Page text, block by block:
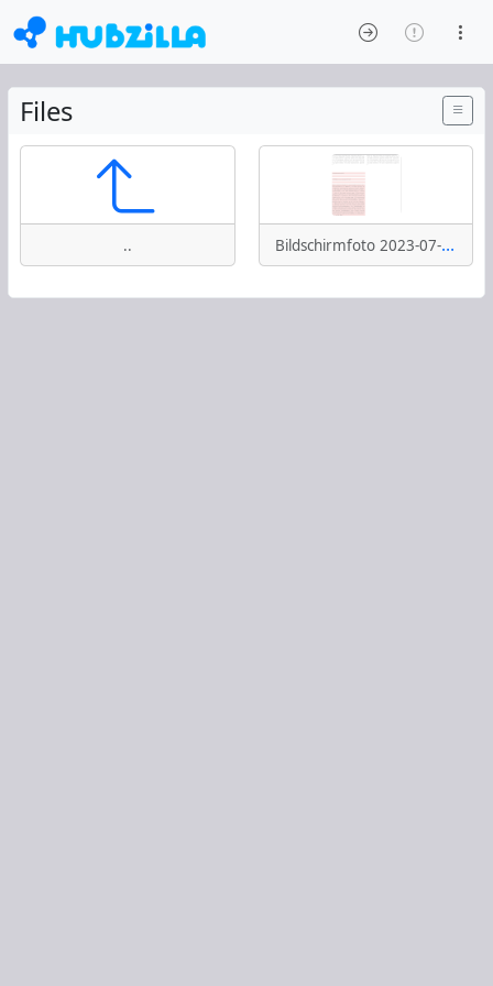
Files
.. Bildschirmfoto 2023-07-07 um 11.00.45.png